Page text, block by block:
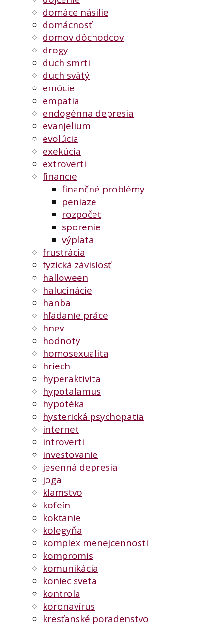
domáce násilie
domácnosť
domov dôchodcov
drogy
duch smrti
duch svätý
emócie
empatia
endogénna depresia
evanjelium
evolúcia
exekúcia
extroverti
financie
finančné problémy
peniaze
rozpočet
sporenie
výplata
frustrácia
fyzická závislosť
halloween
halucinácie
hanba
hľadanie práce
hnev
hodnoty
homosexualita
hriech
hyperaktivita
hypotalamus
hypotéka
hysterická psychopatia
internet
introverti
investovanie
jesenná depresia
joga
klamstvo
kofeín
koktanie
kolegyňa
komplex menejcennosti
kompromis
komunikácia
koniec sveta
kontrola
koronavírus
kresťanské poradenstvo